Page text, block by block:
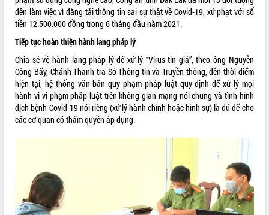
Rà soát, hoàn thiện hệ thống thiết chế
văn hóa, thể thao đáp ứng yêu cầu
phát triển mới
Thường trực HĐND tỉnh Đắk Lắk gặp
mặt Đoàn chuyên gia y tế TP. Hồ Chí
Minh
Lễ truy điệu và an táng hài cốt liệt sĩ
tại Nghĩa trang Liệt sĩ xã Sơn Hòa
Bàn giải pháp tháo gỡ khó khăn trong
xuất khẩu sầu riêng và triển khai quy
định EUDR
vùng trồng và doanh nghiệp đóng gói
sầu riêng tại Đắk Lắk
Trình diễn nghệ thuật chế biến các
LIÊN KẾT WEB
THỐNG KÊ TRUY CẬP
Hôm nay: 16614
Tất cả:
66061937
đến làm việc vì đăng tải thông tin sai sự thật về Covid-19, xử phạt với số
tiền 12.500.000 đồng trong 6 tháng đầu năm 2021.
Tiếp tục hoàn thiện hành lang pháp lý
Chia sẻ về hành lang pháp lý để xử lý “Virus tin giả”, theo ông Nguyễn
Công Bẩy, Chánh Thanh tra Sở Thông tin và Truyền thông, đến thời điểm
hiện tại, hệ thống văn bản quy phạm pháp luật quy định để xử lý mọi
hành vi vi phạm pháp luật trên không gian mạng nói chung và tình hình
dịch bệnh Covid-19 nói riêng (xử lý hành chính hoặc hình sự) là đủ để cho
các cơ quan có thẩm quyền áp dụng.